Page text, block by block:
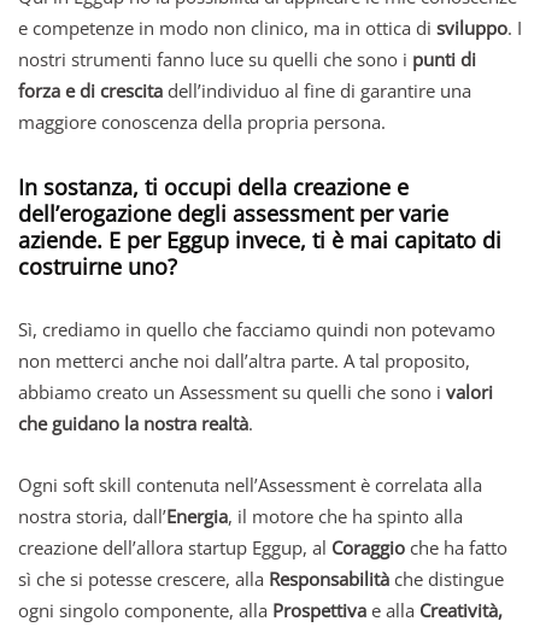
e competenze in modo non clinico, ma in ottica di sviluppo. I
nostri strumenti fanno luce su quelli che sono i punti di
forza e di crescita dell’individuo al fine di garantire una
maggiore conoscenza della propria persona.
In sostanza, ti occupi della creazione e
dell’erogazione degli assessment per varie
aziende. E per Eggup invece, ti è mai capitato di
costruirne uno?
Sì, crediamo in quello che facciamo quindi non potevamo
non metterci anche noi dall’altra parte. A tal proposito,
abbiamo creato un Assessment su quelli che sono i valori
che guidano la nostra realtà.
Ogni soft skill contenuta nell’Assessment è correlata alla
nostra storia, dall’Energia, il motore che ha spinto alla
creazione dell’allora startup Eggup, al Coraggio che ha fatto
sì che si potesse crescere, alla Responsabilità che distingue
ogni singolo componente, alla Prospettiva e alla Creatività,